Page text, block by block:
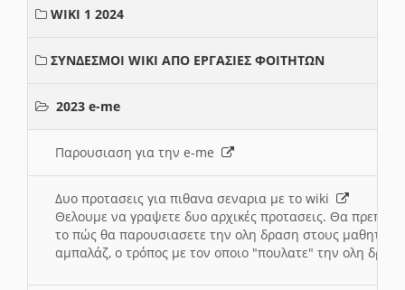
WIKI 1 2024
ΣΥΝΔΕΣΜΟΙ WIKI ΑΠΟ ΕΡΓΑΣΙΕΣ ΦΟΙΤΗΤΩΝ
2023 e-me
Παρουσιαση για την e-me
Δυο προτασεις για πιθανα σεναρια με το wiki
Θελουμε να γραψετε δυο αρχικές προτασεις. Θα πρεπει
το πώς θα παρουσιασετε την ολη δραση στους μαθητες
αμπαλάζ, ο τρόπος με τον οποιο "πουλατε" την ολη